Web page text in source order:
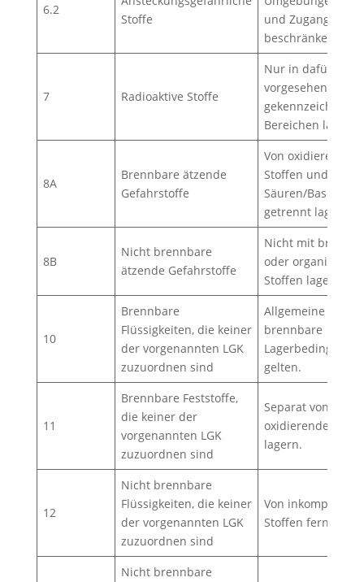
6.2
Stoffe
und Zugang
beschränken.
7 Radioaktive Stoffe
Nur in dafür
vorgesehenen
gekennzeichneten
Bereichen lagern.
8A
Brennbare ätzende
Gefahrstoffe
Von oxidierenden
Stoffen und
Säuren/Basen
getrennt lagern.
8B
Nicht brennbare
ätzende Gefahrstoffe
Nicht mit
oder organischen
Stoffen lagern.
10
Brennbare
Flüssigkeiten, die keiner
der vorgenannten LGK
zuzuordnen sind
Allgemeine
brennbare
gelten.
11
Brennbare Feststoffe,
die keiner der
vorgenannten LGK
zuzuordnen sind
Separat von
oxidierenden
lagern.
12
Nicht brennbare
Flüssigkeiten, die keiner
der vorgenannten LGK
zuzuordnen sind
Von
Stoffen
Nicht brennbare